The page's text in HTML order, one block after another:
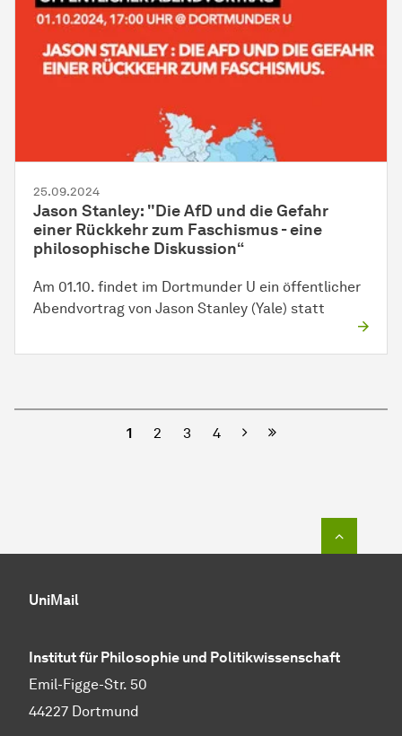
25.09.2024
Jason Stanley: "Die AfD und die Gefahr
einer Rückkehr zum Faschismus - eine
philosophische Diskussion“
Am 01.10. findet im Dortmunder U ein öffentlicher
Abendvortrag von Jason Stanley (Yale) statt
1 2 3 4 Nächste
UniMail
Institut für Philosophie und Politikwissenschaft
Emil-Figge-Str. 50
44227 Dortmund